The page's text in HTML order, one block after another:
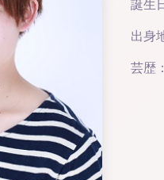
誕生
出身
芸歴：